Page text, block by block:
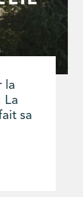
la
La
sa